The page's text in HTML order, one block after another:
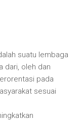
suatu lembaga
dari, oleh dan
pada
sesuai